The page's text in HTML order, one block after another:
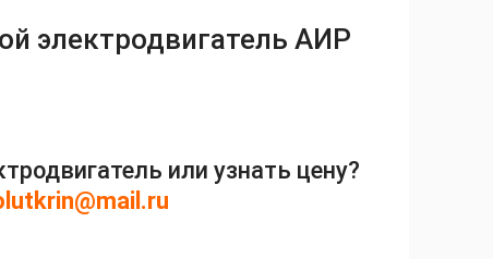
электродвигатель АИР
или узнать цену?